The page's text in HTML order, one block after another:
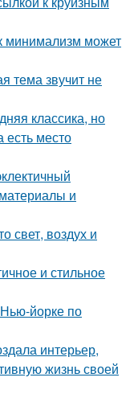
минимализм может
тема звучит не
классика, но
есть место
и
свет, воздух и
и стильное
йорке по
интерьер,
жизнь своей